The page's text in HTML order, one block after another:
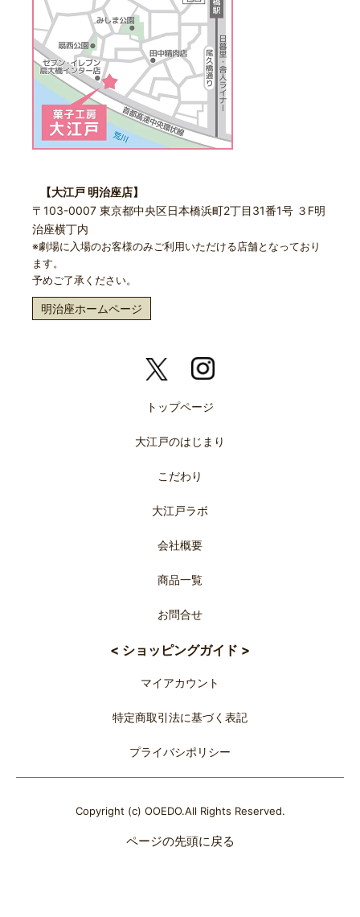
【大江戸 明治座店】
〒103-0007 東京都中央区日本橋浜町2丁目31番1号 ３F明
治座横丁内
※劇場に入場のお客様のみご利用いただける店舗となっており
ます。
予めご了承ください。
明治座ホームページ
トップページ
大江戸のはじまり
こだわり
大江戸ラボ
会社概要
商品一覧
お問合せ
< ショッピングガイド >
マイアカウント
特定商取引法に基づく表記
プライバシポリシー
Copyright (c) OOEDO.All Rights Reserved.
ページの先頭に戻る